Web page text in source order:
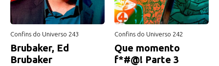
Confins do Universo 243
Brubaker, Ed
Brubaker
Confins do Universo 242
Que momento
f*#@! Parte 3